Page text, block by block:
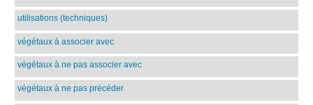
utilisations (techniques)
végétaux à associer avec
végétaux à ne pas associer avec
végétaux à ne pas précéder